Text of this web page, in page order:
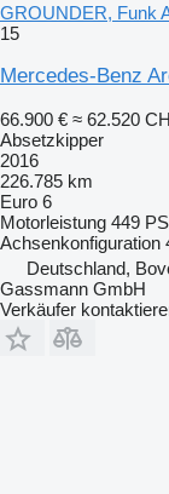
GROUNDER, Funk
15
Mercedes-Benz
66.900 € ≈ 62.520
Absetzkipper
2016
226.785 km
Euro 6
Motorleistung 449
Achsenkonfiguration
Deutschland,
Gassmann GmbH
Verkäufer